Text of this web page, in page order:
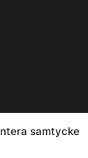
samtycke